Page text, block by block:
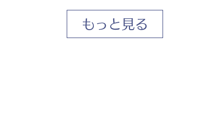
もっと見る